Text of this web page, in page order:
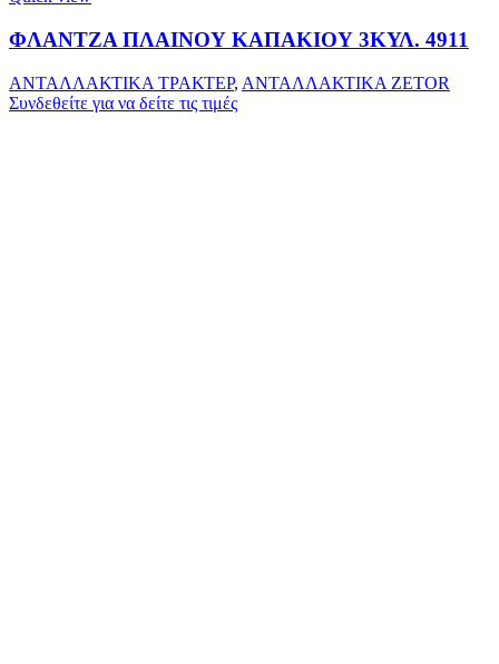
ΦΛΑΝΤΖΑ ΠΛΑΙΝΟΥ ΚΑΠΑΚΙΟΥ 3ΚΥΛ. 4911
ΑΝΤΑΛΛΑΚΤΙΚΑ ΤΡΑΚΤΕΡ, ΑΝΤΑΛΛΑΚΤΙΚΑ ZETOR
Συνδεθείτε για να δείτε τις τιμές